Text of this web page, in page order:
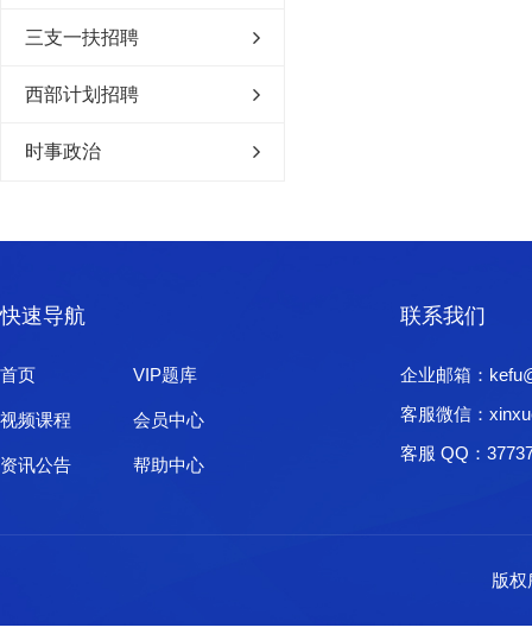
三支一扶招聘
西部计划招聘
时事政治
快速导航
首页 VIP题库
视频课程 会员中心
资讯公告 帮助中心
联系我们
企业邮箱：
客服微信：
客服 QQ：
版权